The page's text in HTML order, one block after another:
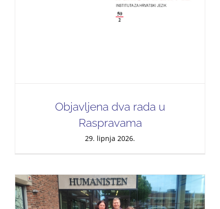
Objavljena dva rada u
Raspravama
29. lipnja 2026.